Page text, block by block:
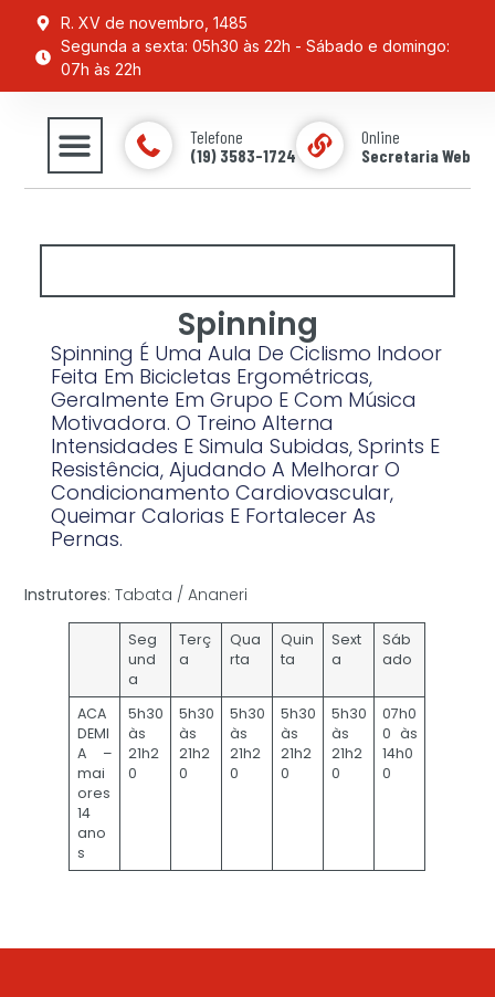
R. XV de novembro, 1485
Segunda a sexta: 05h30 às 22h - Sábado e domingo:
07h às 22h
Telefone
(19) 3583-1724
Online
Secretaria Web
Spinning
Spinning É Uma Aula De Ciclismo Indoor
Feita Em Bicicletas Ergométricas,
Geralmente Em Grupo E Com Música
Motivadora. O Treino Alterna
Intensidades E Simula Subidas, Sprints E
Resistência, Ajudando A Melhorar O
Condicionamento Cardiovascular,
Queimar Calorias E Fortalecer As
Pernas.
Instrutores: Tabata / Ananeri
Seg
und
a
Terç
a
Qua
rta
Quin
ta
Sext
a
Sáb
ado
ACA
DEMI
A –
mai
ores
14
ano
s
5h30
às
21h2
0
5h30
às
21h2
0
5h30
às
21h2
0
5h30
às
21h2
0
5h30
às
21h2
0
07h0
0 às
14h0
0